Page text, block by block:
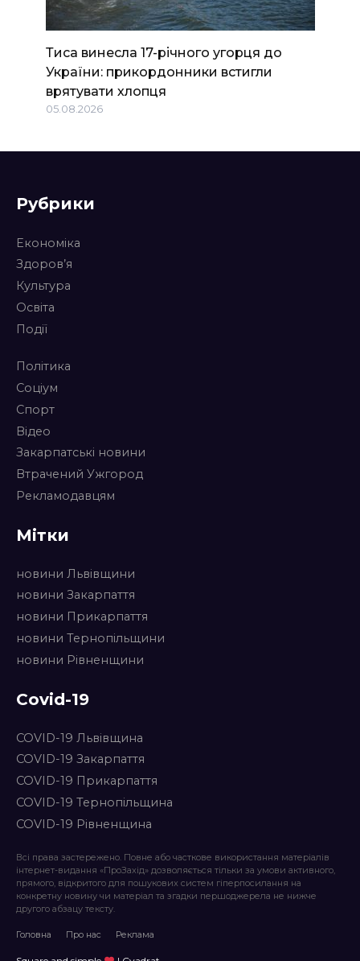
Тиса винесла 17-річного угорця до
України: прикордонники встигли
врятувати хлопця
05.08.2026
Рубрики
Економіка
Здоров’я
Культура
Освіта
Події
Політика
Соціум
Спорт
Відео
Закарпатські новини
Втрачений Ужгород
Рекламодавцям
Мітки
новини Львівщини
новини Закарпаття
новини Прикарпаття
новини Тернопільщини
новини Рівненщини
Covid-19
COVID-19 Львівщина
COVID-19 Закарпаття
COVID-19 Прикарпаття
COVID-19 Тернопільщина
COVID-19 Рівненщина
Всі права застережено. Повне або часткове використання матеріалів
інтернет-видання «ПроЗахід» дозволяється тільки за умови активного,
прямого, відкритого для пошукових систем гіперпосилання на
конкретну новину чи матеріал та згадки першоджерела не нижче
другого абзацу тексту.
Головна Про нас Реклама